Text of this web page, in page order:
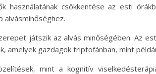
használatának csökkentése az esti
alvásminőséghez.
játszik az alvás minőségében. Az
amelyek gazdagok triptofánban, mint
mint a kognitív